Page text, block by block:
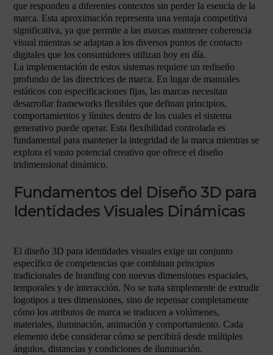
que responden a diferentes contextos sin perder la esencia de la
marca. Esta aproximación representa una ventaja competitiva
significativa, ya que permite a las marcas mantener coherencia
visual mientras se adaptan a los diversos puntos de contacto
digitales que los consumidores utilizan hoy en día.
La implementación de estos sistemas requiere un rediseño
profundo de las directrices de marca. En lugar de manuales
estáticos con especificaciones fijas, las marcas necesitan
desarrollar frameworks flexibles que definan principios,
comportamientos y límites dentro de los cuales el sistema
generativo puede operar. Esta flexibilidad controlada es
fundamental para mantener la integridad de la marca mientras se
explora el vasto potencial creativo que ofrece el diseño
tridimensional dinámico.
Fundamentos del Diseño 3D para
Identidades Visuales Dinámicas
El diseño 3D para identidades visuales exige un conjunto
específico de competencias que combinan principios
tradicionales de branding con nuevas dimensiones espaciales,
temporales y de interacción. No se trata simplemente de extrudir
logotipos a tres dimensiones, sino de repensar completamente
cómo los atributos de marca se traducen a volúmenes,
materiales, iluminación, animación y comportamiento. Cada
elemento debe considerar cómo se percibirá desde múltiples
ángulos, distancias y condiciones de iluminación.